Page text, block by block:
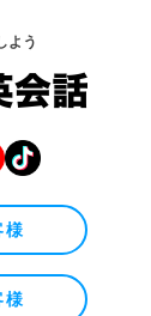
よう
様
様